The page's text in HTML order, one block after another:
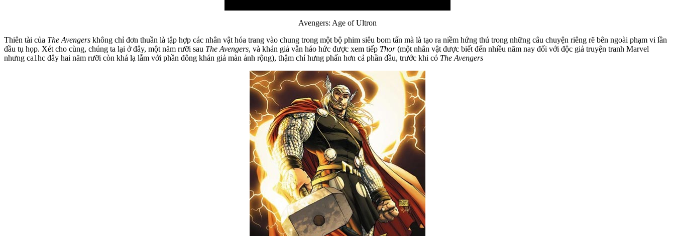
Avengers: Age of Ultron
Thiên tài của The Avengers không chỉ đơn thuần là tập hợp các nhân vật hóa trang vào chung trong một bộ phim siêu bom tấn mà là tạo ra niềm hứng thú trong những câu chuyện riêng rẽ bên ngoài phạm vi lần
đầu tụ họp. Xét cho cùng, chúng ta lại ở đây, một năm rưỡi sau The Avengers, và khán giả vẫn háo hức được xem tiếp Thor(một nhân vật được biết đến nhiều năm nay đối với độc giả truyện tranh Marvel
nhưng ca1hc đây hai năm rưỡi còn khá lạ lẫm với phần đông khán giả màn ảnh rộng), thậm chí hưng phấn hơn cả phần đầu, trước khi có The Avengers